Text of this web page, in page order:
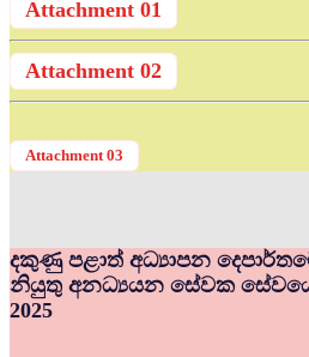
Attachment 01
Attachment 02
Attachment 03
දකුණු පළාත් අධ්‍යාපන
නියුතු අනධ්‍යයන සේවක සේවයේ
2025